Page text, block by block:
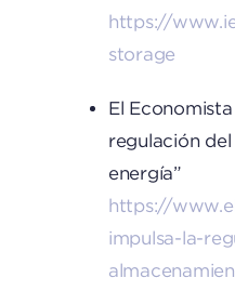
https://
storage
El
regulación
energía”
https://
impulsa-la-